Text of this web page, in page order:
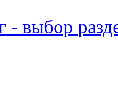
- выбор